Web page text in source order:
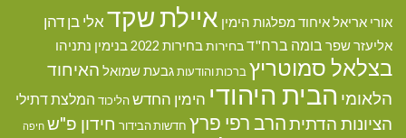
אורי אריאלאיחוד מפלגות הימין איילת שקדאלי בן דהן
אליעזר שפר בומה ברח"דבחירות בחירות 2022 בנימין נתניהו
בצלאל סמוטריץ ברכות והודעותגבעת שמואל האיחוד
הלאומי הבית היהודי הימין החדשהליכוד המלצת דתילי
הציונות הדתיתהרב רפי פרץ חדשות הבידור חידון פ"ש חיפה